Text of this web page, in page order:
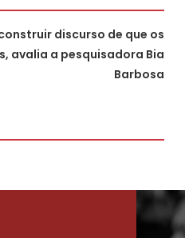
discurso de que os
avalia a pesquisadora Bia
Barbosa